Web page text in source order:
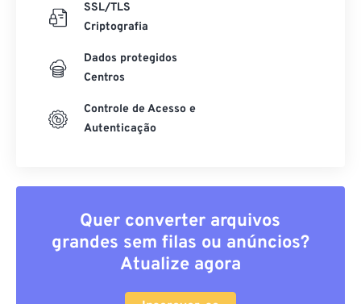
SSL/TLS
Criptografia
Dados protegidos
Centros
Controle de Acesso e
Autenticação
Quer converter arquivos
grandes sem filas ou anúncios?
Atualize agora